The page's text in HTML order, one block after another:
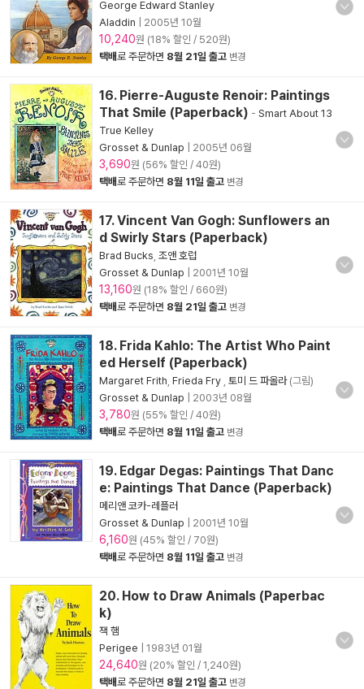
George Edward Stanley
Aladdin
2005년 10월
10,240원 (18% 할인 / 520원)
택배로 주문하면 8월 21일 출고 변경
16. Pierre-Auguste Renoir: Paintings
That Smile (Paperback) - Smart About 13
True Kelley
Grosset & Dunlap
2005년 06월
3,690원 (56% 할인 / 40원)
택배로 주문하면 8월 11일 출고 변경
17. Vincent Van Gogh: Sunflowers an
d Swirly Stars (Paperback)
Brad Bucks 조앤 호럽
Grosset & Dunlap
2001년 10월
13,160원 (18% 할인 / 660원)
택배로 주문하면 8월 21일 출고 변경
18. Frida Kahlo: The Artist Who Paint
ed Herself (Paperback)
Margaret Frith Frieda Fry 토미 드 파올라(그림)
Grosset & Dunlap
2003년 08월
3,780원 (55% 할인 / 40원)
택배로 주문하면 8월 11일 출고 변경
19. Edgar Degas: Paintings That Danc
e: Paintings That Dance (Paperback)
메리앤 코카-레플러
Grosset & Dunlap
2001년 10월
6,160원 (45% 할인 / 70원)
택배로 주문하면 8월 11일 출고 변경
20. How to Draw Animals (Paperbac
k)
잭 햄
Perigee
1983년 01월
24,640원 (20% 할인 / 1,240원)
택배로 주문하면 8월 21일 출고 변경